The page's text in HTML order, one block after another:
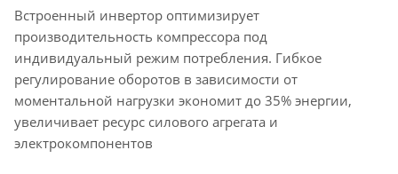
Встроенный инвертор оптимизирует
производительность компрессора под
индивидуальный режим потребления. Гибкое
регулирование оборотов в зависимости от
моментальной нагрузки экономит до 35% энергии,
увеличивает ресурс силового агрегата и
электрокомпонентов